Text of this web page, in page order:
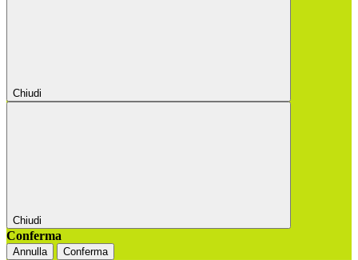
Chiudi
Chiudi
Conferma
Annulla Conferma